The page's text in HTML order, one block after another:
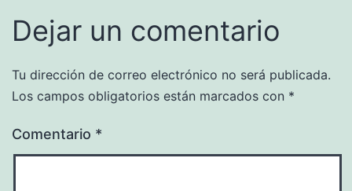
Dejar un comentario
Tu dirección de correo electrónico no será publicada.
Los campos obligatorios están marcados con *
Comentario *